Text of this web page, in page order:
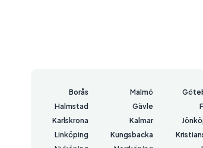
Malmö
Borås
Gävle
Halmstad
Kalmar
Karlskrona
Kungsbacka
Linköping